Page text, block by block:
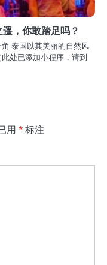
，你敢踏足吗？
泰国以其美丽的自然风
处已添加小程序，请到
用 * 标注